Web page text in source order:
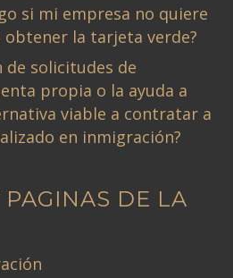
si mi empresa no quiere
la tarjeta verde?
de solicitudes de
propia o la ayuda a
viable a contratar a
en inmigración?
PAGINAS DE LA